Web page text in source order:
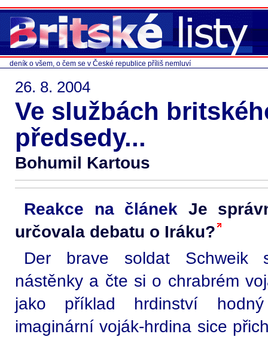
deník o všem, o čem se v České republice příliš nemluví
26. 8. 2004
Ve službách
předsedy...
Bohumil Kartous
Reakce na článek Je
určovala debatu o Iráku?
Der brave soldat Schweik
nástěnky a čte si o chrabrém
jako příklad hrdinství
imaginární voják-hrdina sice